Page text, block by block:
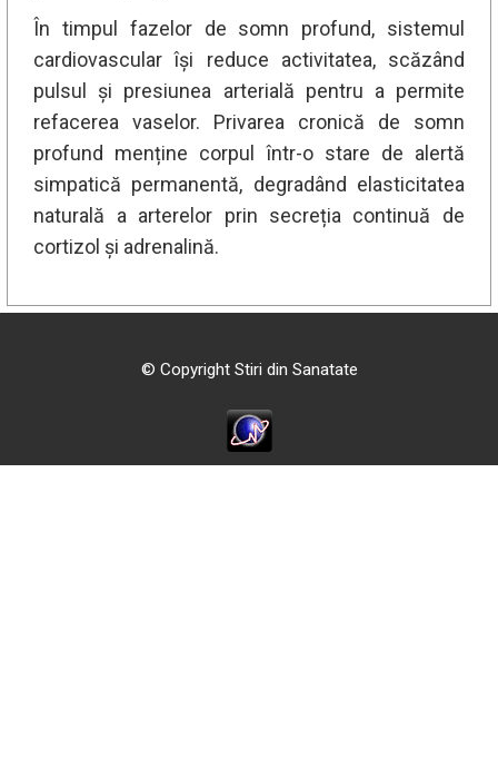
În timpul fazelor de somn profund, sistemul
cardiovascular își reduce activitatea, scăzând
pulsul și presiunea arterială pentru a permite
refacerea vaselor. Privarea cronică de somn
profund menține corpul într-o stare de alertă
simpatică permanentă, degradând elasticitatea
naturală a arterelor prin secreția continuă de
cortizol și adrenalină.
© Copyright Stiri din Sanatate